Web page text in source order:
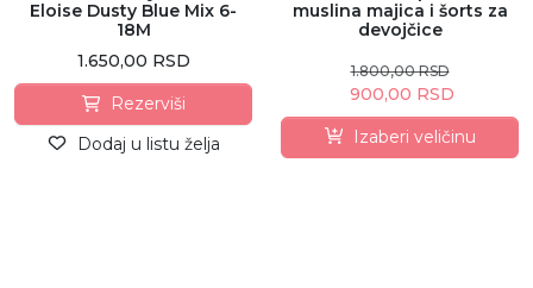
Eloise Dusty Blue Mix 6-
18M
1.650,00 RSD
Rezerviši
Dodaj u listu želja
muslina majica i šorts za
devojčice
1.800,00 RSD
900,00 RSD
Izaberi veličinu